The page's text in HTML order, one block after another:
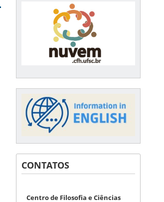
CONTATOS
Centro de Filosofia e Ciências